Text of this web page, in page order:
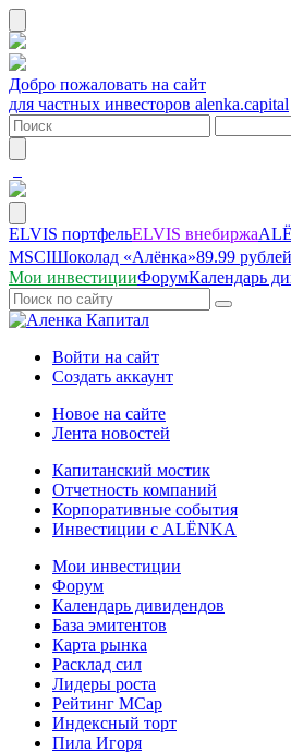
Добро пожаловать на сайт
для частных инвесторов alenka.capital
ELVIS портфельELVIS внебиржа
MSCIШоколад «Алёнка»89.99 рублей
Мои инвестицииФорумКалендарь
Войти на сайт
Создать аккаунт
Новое на сайте
Лента новостей
Капитанский мостик
Отчетность компаний
Корпоративные события
Инвестиции с ALЁNKA
Мои инвестиции
Форум
Календарь дивидендов
База эмитентов
Карта рынка
Расклад сил
Лидеры роста
Рейтинг MCap
Индексный торт
Пила Игоря